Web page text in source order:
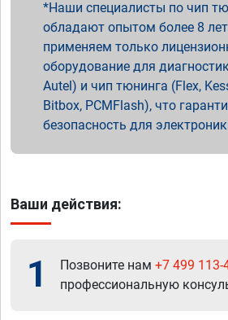
Наши специалисты по чип
обладают опытом более 8
применяем только
оборудование для
Autel) и чип тюнинга (Flex,
Bitbox, PCMFlash), что
безопасность для
Ваши действия:
1 Позвоните нам +7 499 113-
профессиональную